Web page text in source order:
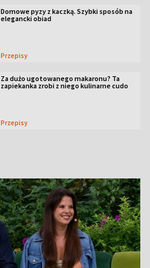
Domowe pyzy z kaczką. Szybki sposób na
elegancki obiad
Przepisy
Za dużo ugotowanego makaronu? Ta
zapiekanka zrobi z niego kulinarne cudo
Przepisy